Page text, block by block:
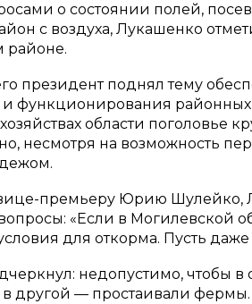
о состоянии полей,
с воздуха, Лукашенко
районе.
президент поднял тему
функционирования
области поголовье
несмотря на возможность
премьеру Юрию Шулейко,
«Если в Могилевской
для откорма. Пусть
недопустимо, чтобы
в другой — простаивали